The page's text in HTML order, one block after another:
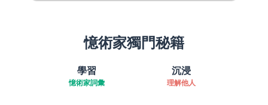
憶術家獨門秘籍
學習
憶術家詞彙
沉浸
理解他人